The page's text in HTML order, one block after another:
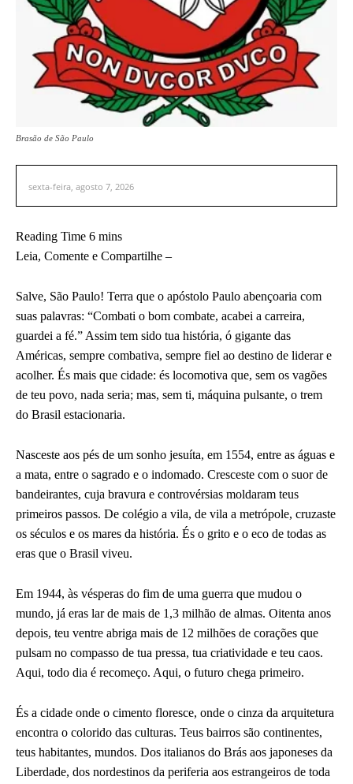
Brasão de São Paulo
sexta-feira, agosto 7, 2026
Leia, Comente e Compartilhe –
Salve, São Paulo! Terra que o apóstolo Paulo abençoaria com
suas palavras: “Combati o bom combate, acabei a carreira,
guardei a fé.” Assim tem sido tua história, ó gigante das
Américas, sempre combativa, sempre fiel ao destino de liderar e
acolher. És mais que cidade: és locomotiva que, sem os vagões
de teu povo, nada seria; mas, sem ti, máquina pulsante, o trem
do Brasil estacionaria.
Nasceste aos pés de um sonho jesuíta, em 1554, entre as águas e
a mata, entre o sagrado e o indomado. Cresceste com o suor de
bandeirantes, cuja bravura e controvérsias moldaram teus
primeiros passos. De colégio a vila, de vila a metrópole, cruzaste
os séculos e os mares da história. És o grito e o eco de todas as
eras que o Brasil viveu.
Em 1944, às vésperas do fim de uma guerra que mudou o
mundo, já eras lar de mais de 1,3 milhão de almas. Oitenta anos
depois, teu ventre abriga mais de 12 milhões de corações que
pulsam no compasso de tua pressa, tua criatividade e teu caos.
Aqui, todo dia é recomeço. Aqui, o futuro chega primeiro.
És a cidade onde o cimento floresce, onde o cinza da arquitetura
encontra o colorido das culturas. Teus bairros são continentes,
teus habitantes, mundos. Dos italianos do Brás aos japoneses da
Liberdade, dos nordestinos da periferia aos estrangeiros de toda